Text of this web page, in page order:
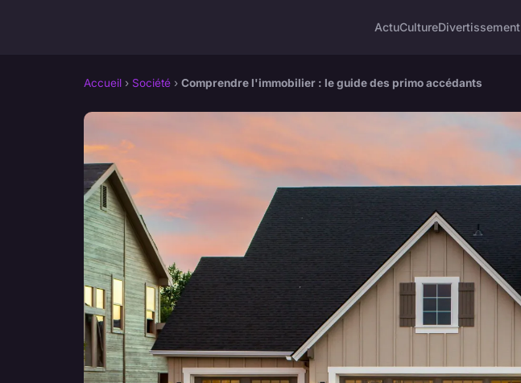
ActuCultureDivertissement
Accueil › Société › Comprendre l'immobilier : le guide des primo accédants